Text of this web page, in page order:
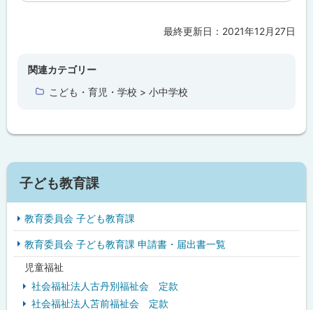
最終更新日： 2021年12月27日
関連カテゴリー
こども・育児・学校 > 小中学校
サ
イ
ド
・
子ども教育課
教育委員会 子ども教育課
教育委員会 子ども教育課 申請書・届出書一覧
児童福祉
社会福祉法人古丹別福祉会 定款
社会福祉法人苫前福祉会 定款